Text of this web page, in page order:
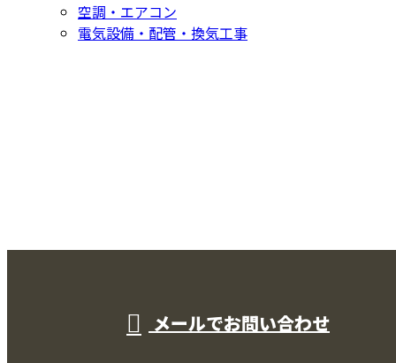
空調・エアコン
電気設備・配管・換気工事
メールでお問い合わせ